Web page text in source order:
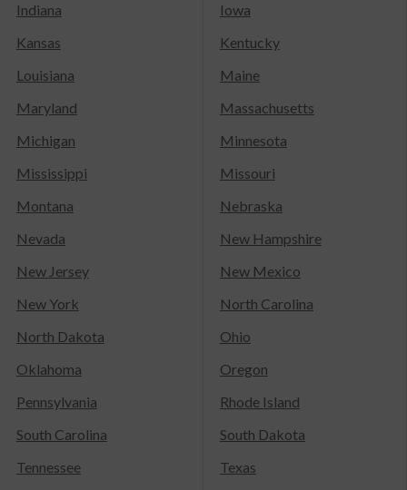
Indiana
Iowa
Kansas
Kentucky
Louisiana
Maine
Maryland
Massachusetts
Michigan
Minnesota
Mississippi
Missouri
Montana
Nebraska
Nevada
New Hampshire
New Jersey
New Mexico
New York
North Carolina
North Dakota
Ohio
Oklahoma
Oregon
Pennsylvania
Rhode Island
South Carolina
South Dakota
Tennessee
Texas